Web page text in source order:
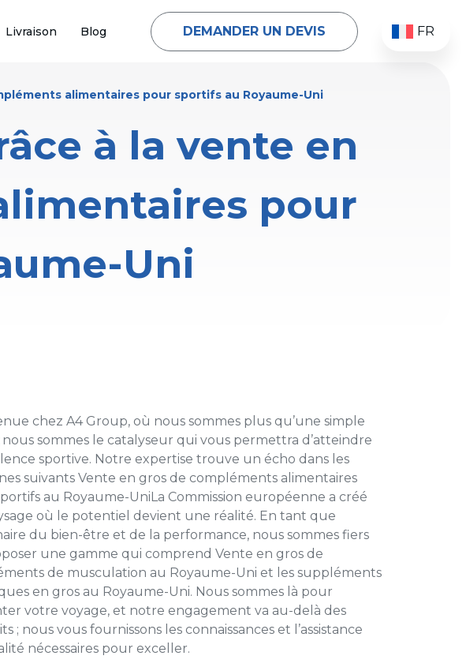
Livraison Blog DEMANDER UN DEVIS FR
alimentaires pour sportifs au Royaume-Uni
à la vente en
pour
Uni
chez A4 Group, où nous sommes plus qu’une simple
nous sommes le catalyseur qui vous permettra d’atteindre
sportive. Notre expertise trouve un écho dans les
suivants Vente en gros de compléments alimentaires
au Royaume-UniLa Commission européenne a créé
où le potentiel devient une réalité. En tant que
du bien-être et de la performance, nous sommes fiers
une gamme qui comprend Vente en gros de
de musculation au Royaume-Uni et les suppléments
en gros au Royaume-Uni. Nous sommes là pour
votre voyage, et notre engagement va au-delà des
; nous vous fournissons les connaissances et l’assistance
nécessaires pour exceller.